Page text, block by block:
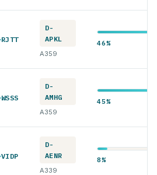
RJTT
D-
APKL
A359
46%
WSSS
D-
AMHG
A359
45%
VIDP
D-
AENR
A339
8%